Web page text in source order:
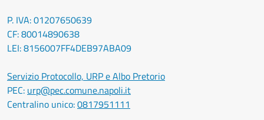
P. IVA: 01207650639
CF: 80014890638
LEI: 8156007FF4DEB97ABA09
Servizio Protocollo, URP e Albo Pretorio
PEC: urp@pec.comune.napoli.it
Centralino unico:0817951111